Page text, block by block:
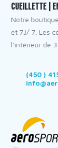
CUEILLETTE |
Notre
et 7J/ 7. Les
l’intérieur de
(450 )